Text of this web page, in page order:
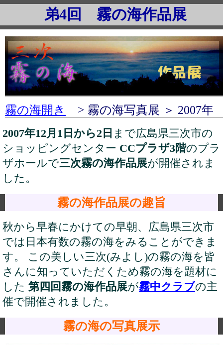
弟4回 霧の海作品展
霧の海開き > 霧の海写真展 ＞ 2007年
2007年12月1日から2日 まで広島県三次市の
ショッピングセンター CCプラザ3階のプラ
ザホールで三次霧の海作品展が開催されま
した。
霧の海作品展の趣旨
秋から早春にかけての早朝、広島県三次市
では日本有数の霧の海をみることができま
す。 この美しい三次(みよし)の霧の海を皆
さんに知っていただくため霧の海を題材に
した 第四回霧の海作品展が霧中クラブの主
催で開催されました。
霧の海の写真展示